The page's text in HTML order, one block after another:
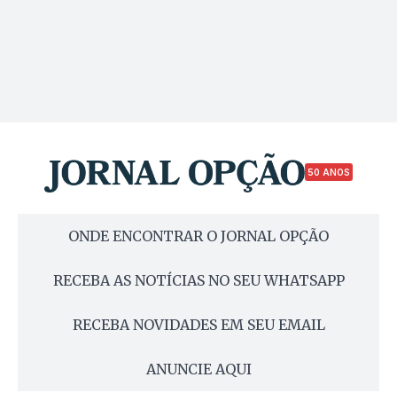
50 ANOS
ONDE ENCONTRAR O JORNAL OPÇÃO
RECEBA AS NOTÍCIAS NO SEU WHATSAPP
RECEBA NOVIDADES EM SEU EMAIL
ANUNCIE AQUI